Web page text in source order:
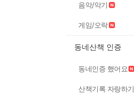
음악/악기
게임/오락
동네산책 인증
동네인증 했어요
산책기록 자랑하기